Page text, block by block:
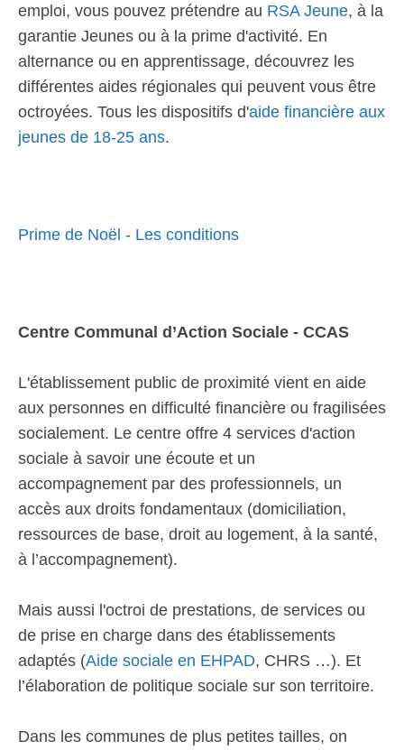
emploi, vous pouvez prétendre au RSA Jeune, à la
garantie Jeunes ou à la prime d'activité. En
alternance ou en apprentissage, découvrez les
différentes aides régionales qui peuvent vous être
octroyées. Tous les dispositifs d'aide financière aux
jeunes de 18-25 ans.
Prime de Noël - Les conditions
Centre Communal d’Action Sociale - CCAS
L'établissement public de proximité vient en aide
aux personnes en difficulté financière ou fragilisées
socialement. Le centre offre 4 services d'action
sociale à savoir une écoute et un
accompagnement par des professionnels, un
accès aux droits fondamentaux (domiciliation,
ressources de base, droit au logement, à la santé,
à l’accompagnement).
Mais aussi l'octroi de prestations, de services ou
de prise en charge dans des établissements
adaptés (Aide sociale en EHPAD, CHRS …). Et
l’élaboration de politique sociale sur son territoire.
Dans les communes de plus petites tailles, on